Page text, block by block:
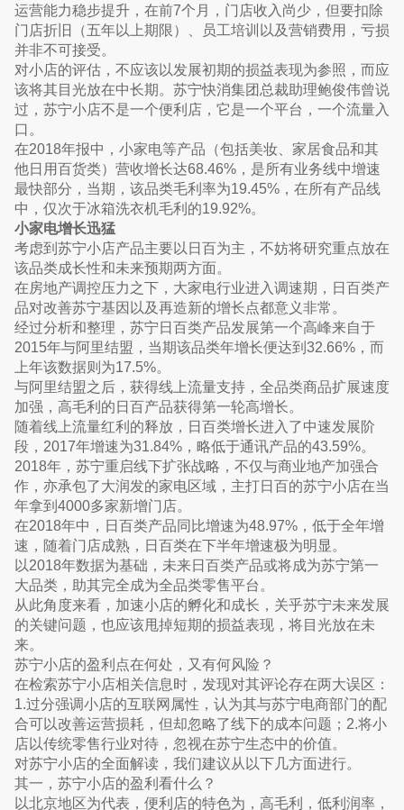
运营能力稳步提升，在前7个月，门店收入尚少，但要扣除
门店折旧（五年以上期限）、员工培训以及营销费用，亏损
并非不可接受。
对小店的评估，不应该以发展初期的损益表现为参照，而应
该将其目光放在中长期。苏宁快消集团总裁助理鲍俊伟曾说
过，苏宁小店不是一个便利店，它是一个平台，一个流量入
口。
在2018年报中，小家电等产品（包括美妆、家居食品和其
他日用百货类）营收增长达68.46%，是所有业务线中增速
最快部分，当期，该品类毛利率为19.45%，在所有产品线
中，仅次于冰箱洗衣机毛利的19.92%。
小家电增长迅猛
考虑到苏宁小店产品主要以日百为主，不妨将研究重点放在
该品类成长性和未来预期两方面。
在房地产调控压力之下，大家电行业进入调速期，日百类产
品对改善苏宁基因以及再造新的增长点都意义非常。
经过分析和整理，苏宁日百类产品发展第一个高峰来自于
2015年与阿里结盟，当期该品类年增长便达到32.66%，而
上年该数据则为17.5%。
与阿里结盟之后，获得线上流量支持，全品类商品扩展速度
加强，高毛利的日百产品获得第一轮高增长。
随着线上流量红利的释放，日百类增长进入了中速发展阶
段，2017年增速为31.84%，略低于通讯产品的43.59%。
2018年，苏宁重启线下扩张战略，不仅与商业地产加强合
作，亦承包了大润发的家电区域，主打日百的苏宁小店在当
年拿到4000多家新增门店。
在2018年中，日百类产品同比增速为48.97%，低于全年增
速，随着门店成熟，日百类在下半年增速极为明显。
以2018年数据为基础，未来日百类产品或将成为苏宁第一
大品类，助其完全成为全品类零售平台。
从此角度来看，加速小店的孵化和成长，关乎苏宁未来发展
的关键问题，也应该甩掉短期的损益表现，将目光放在未
来。
苏宁小店的盈利点在何处，又有何风险？
在检索苏宁小店相关信息时，发现对其评论存在两大误区：
1.过分强调小店的互联网属性，认为其与苏宁电商部门的配
合可以改善运营损耗，但却忽略了线下的成本问题；2.将小
店以传统零售行业对待，忽视在苏宁生态中的价值。
对苏宁小店的全面解读，我们建议从以下几方面进行。
其一，苏宁小店的盈利看什么？
以北京地区为代表，便利店的特色为，高毛利，低利润率，